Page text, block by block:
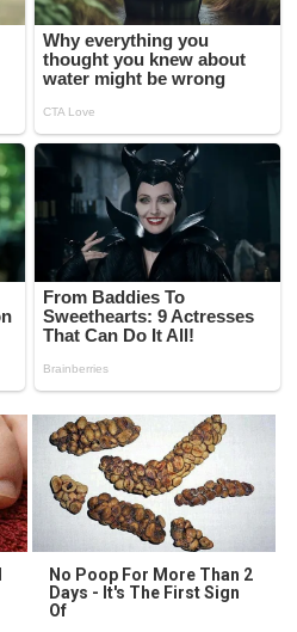
No Poop For More Than 2
Days - It's The First Sign
Of